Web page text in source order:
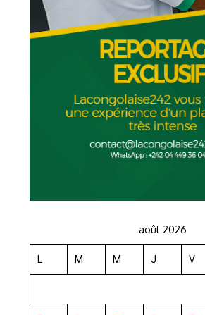
août 2026
L M M J V